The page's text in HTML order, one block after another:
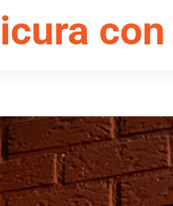
con